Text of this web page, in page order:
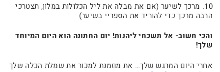
10. מרכך לשיער (אם את מבלה את ליל הכלולות במלון, תצטרכי
הרבה מרכך כדי להוריד את הספריי בשיער)
והכי חשוב- אל תשכחי ליהנות! יום החתונה הוא היום המיוחד
שלך!
אחרי היום המרגש שלך… את מוזמנת למכור את שמלת הכלה שלך